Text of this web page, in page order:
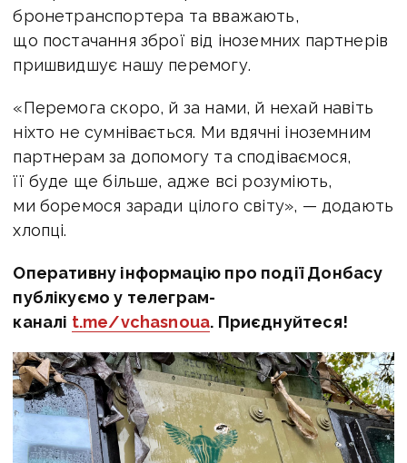
з РПГ, екіпаж уцілів. Я вважаю, що нам дуже
пощастило з машиною, адже вона входить
у десятку найкращих бронемашин світу
мінус, який я виокремив для себе —
це правосторонній руль, хоча це, певно,
навіть не мінус, а до цього просто треба
звикнути», — ділиться чоловік.
Загалом воїни-десантники задоволені
бронетранспортера та вважають,
що постачання зброї від іноземних партнерів
пришвидшує нашу перемогу.
«Перемога скоро, й за нами, й нехай навіть
ніхто не сумнівається. Ми вдячні іноземним
партнерам за допомогу та сподіваємося,
її буде ще більше, адже всі розуміють,